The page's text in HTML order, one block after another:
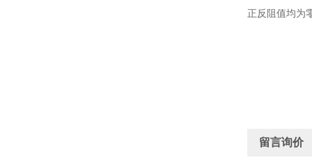
正反阻值均为
留言询价